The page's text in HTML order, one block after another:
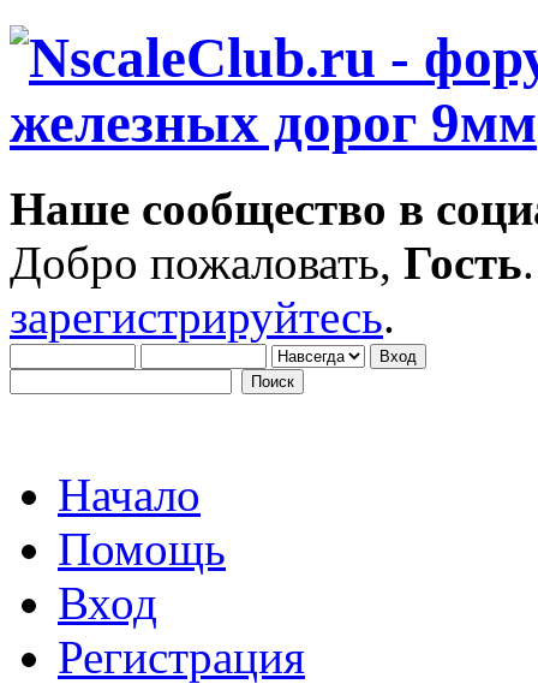
Наше сообщество в
Добро пожаловать, Гость
зарегистрируйтесь.
Начало
Помощь
Вход
Регистрация